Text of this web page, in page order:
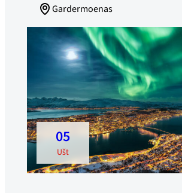
Gardermoenas
05
ušt